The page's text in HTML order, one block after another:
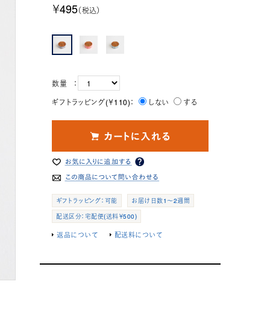
￥495（税込）
数量 ：
ギフトラッピング(￥110)：
しない する
ギフトラッピング：可能
お届け日数1～2週間
配送区分：宅配便(送料￥500)
返品について 配送料について